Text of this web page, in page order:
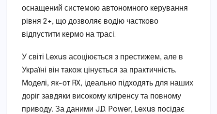
оснащений системою автономного керування
рівня 2+, що дозволяє водію частково
відпустити кермо на трасі.
У світі Lexus асоціюється з престижем, але в
Україні він також цінується за практичність.
Моделі, як-от RX, ідеально підходять для наших
доріг завдяки високому кліренсу та повному
приводу. За даними J.D. Power, Lexus посідає